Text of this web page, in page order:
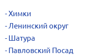
Химки
Ленинский округ
Шатура
Павловский Посад